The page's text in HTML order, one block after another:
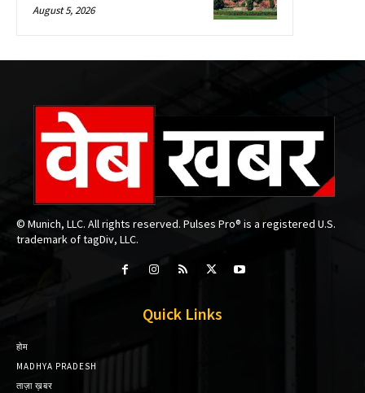
August 5, 2026
© Munich, LLC. All rights reserved. Pulses Pro® is a registered U.S.
trademark of tagDiv, LLC.
Quick Links
होम
MADHYA PRADESH
ताज़ा ख़बर